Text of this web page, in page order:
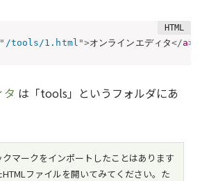
" /tools/1.html ">オンラインエディタ</a>
タ は「tools」というフォルダにあ
マークをインポートしたことはあります
ファイルを開いてみてください。た